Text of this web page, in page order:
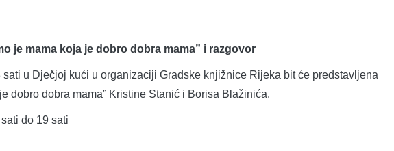
je mama koja je dobro dobra mama” i razgovor
sati u Dječjoj kući u organizaciji Gradske knjižnice Rijeka bit će predstavljena
dobro dobra mama” Kristine Stanić i Borisa Blažinića.
do 19 sati